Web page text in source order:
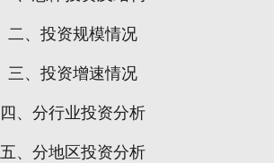
二、投资规模情况
三、投资增速情况
四、分行业投资分析
五、分地区投资分析